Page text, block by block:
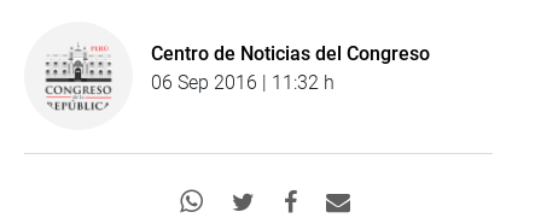
Centro de Noticias del Congreso
06 Sep 2016 | 11:32 h